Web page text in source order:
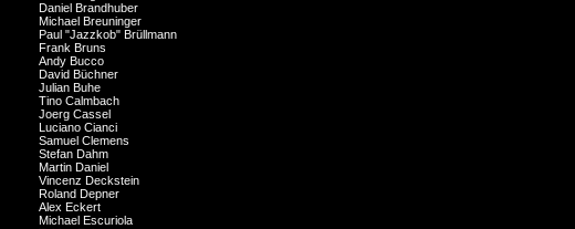
Daniel Brandhuber
Michael Breuninger
Paul "Jazzkob" Brüllmann
Frank Bruns
Andy Bucco
David Büchner
Julian Buhe
Tino Calmbach
Joerg Cassel
Luciano Cianci
Samuel Clemens
Stefan Dahm
Martin Daniel
Vincenz Deckstein
Roland Depner
Alex Eckert
Michael Escuriola